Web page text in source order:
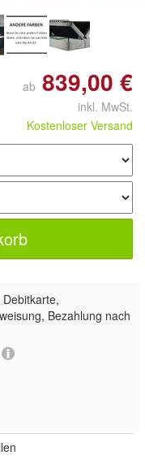
ab 839,00 €
inkl. MwSt.
Kostenloser Versand
Bezahlung nach